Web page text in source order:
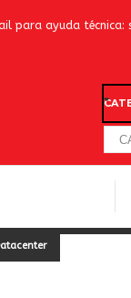
para ayuda técnica: